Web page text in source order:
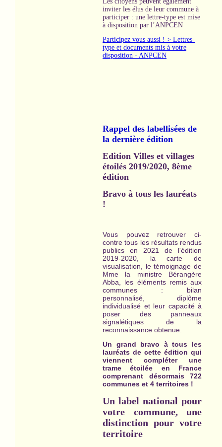
inviter les élus de leur commune à
participer : une lettre-type est mise
à disposition par l’ANPCEN
Participez vous aussi ! > Lettres-
type et documents mis à votre
disposition - ANPCEN
Rappel des labellisées de
la dernière édition
Edition Villes et villages
étoilés 2019/2020, 8ème
édition
Bravo à tous les lauréats
!
Vous pouvez retrouver ci-
contre tous les résultats rendus
publics en 2021 de l'édition
2019-2020, la carte de
visualisation, le témoignage de
Mme la ministre Bérangère
Abba, les éléments remis aux
communes : bilan
personnalisé, diplôme
individualisé et leur capacité à
poser des panneaux
signalétiques de la
reconnaissance obtenue.
Un grand bravo à tous les
lauréats de cette édition qui
viennent compléter une
trame étoilée en France
comprenant désormais 722
communes et 4 territoires !
Un label national pour
votre commune, une
distinction pour votre
territoire